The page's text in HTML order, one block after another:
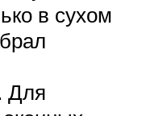
в сухом
Для